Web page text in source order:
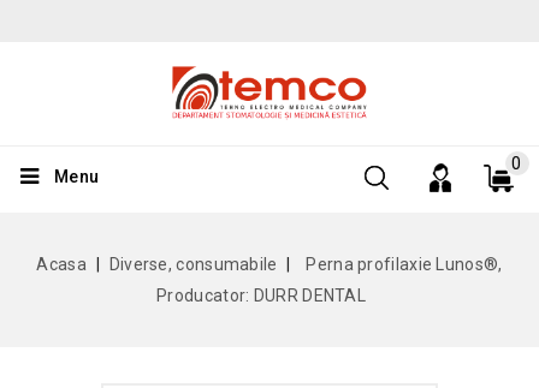
0
Menu
Acasa Diverse, consumabile
Perna profilaxie Lunos®,
Producator: DURR DENTAL